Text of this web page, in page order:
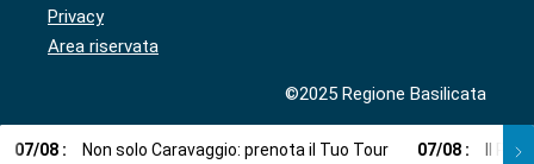
Privacy
Area riservata
©2025 Regione Basilicata
07/08 : Non solo Caravaggio: prenota il Tuo Tour 07/08 : Il